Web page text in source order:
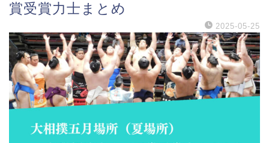
賞受賞力士まとめ
2025-05-25